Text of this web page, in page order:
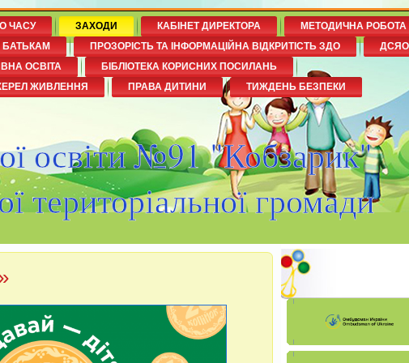
освіти №91 "Кобзарик"
територіальної громади
ЧАСУ ЗАХОДИ КАБІНЕТ ДИРЕКТОРА
МЕТОДИЧНА РОБОТА
ПРОЗОРІСТЬ ТА ІНФОРМАЦІЙНА ВІДКРИТІСТЬ ЗДО
ОСВІТА
БІБЛІОТЕКА КОРИСНИХ ПОСИЛАНЬ
ЖИВЛЕННЯ
ПРАВА ДИТИНИ ТИЖДЕНЬ БЕЗПЕКИ